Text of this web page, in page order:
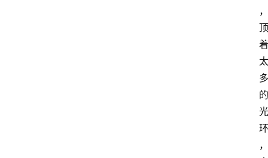
，
顶
着
太
多
的
光
环
，